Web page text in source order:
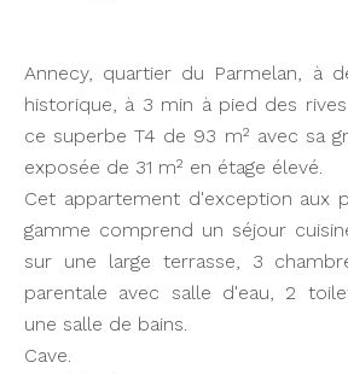
Annecy, quartier du Parmelan, à
historique, à 3 min à pied des
ce superbe T4 de 93 m² avec sa
exposée de 31 m² en étage élevé.
Cet appartement d'exception aux
gamme comprend un séjour
sur une large terrasse, 3
parentale avec salle d'eau, 2
une salle de bains.
Cave.